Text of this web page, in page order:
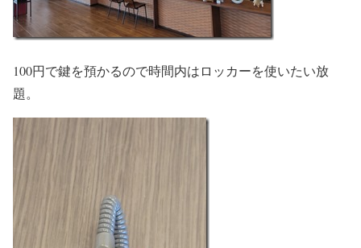
100円で鍵を預かるので時間内はロッカーを使いたい放
題。